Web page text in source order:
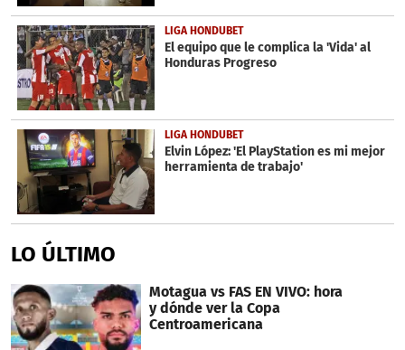
LIGA HONDUBET
El equipo que le complica la 'Vida' al
Honduras Progreso
LIGA HONDUBET
Elvin López: 'El PlayStation es mi mejor
herramienta de trabajo'
LO ÚLTIMO
Motagua vs FAS EN VIVO: hora
y dónde ver la Copa
Centroamericana